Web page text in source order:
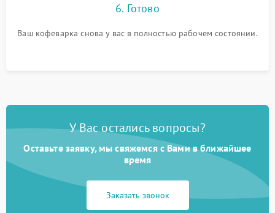
6. Готово
Ваш кофеварка снова у вас в полностью рабочем состоянии.
У Вас остались вопросы?
Оставьте заявку, мы свяжемся с Вами в ближайшее
время
Заказать звонок